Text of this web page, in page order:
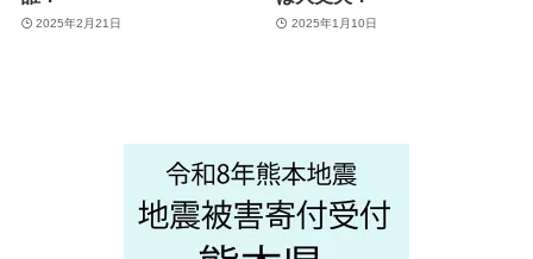
2025年2月21日 2025年1月10日